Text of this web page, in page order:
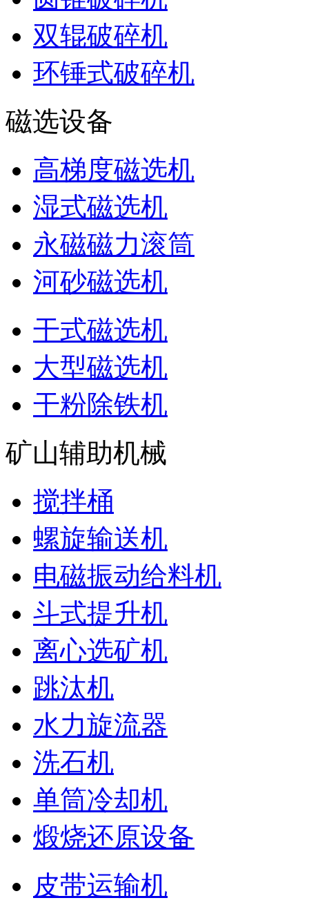
双辊破碎机
环锤式破碎机
磁选设备
高梯度磁选机
湿式磁选机
永磁磁力滚筒
河砂磁选机
干式磁选机
大型磁选机
干粉除铁机
矿山辅助机械
搅拌桶
螺旋输送机
电磁振动给料机
斗式提升机
离心选矿机
跳汰机
水力旋流器
洗石机
单筒冷却机
煅烧还原设备
皮带运输机